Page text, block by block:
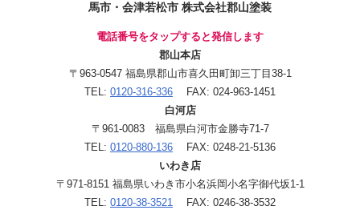
馬市・会津若松市 株式会社郡山塗装
電話番号をタップすると発信します
郡山本店
〒963-0547 福島県郡山市喜久田町卸三丁目38-1
TEL: 0120-316-336 FAX: 024-963-1451
白河店
〒961-0083 福島県白河市金勝寺71-7
TEL: 0120-880-136 FAX: 0248-21-5136
いわき店
〒971-8151 福島県いわき市小名浜岡小名字御代坂1-1
TEL: 0120-38-3521 FAX: 0246-38-3532